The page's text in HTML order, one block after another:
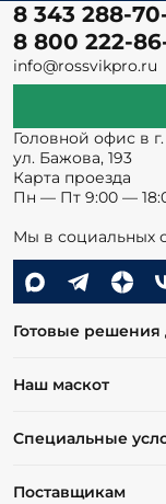
8 343 288-
8 800 222-
info@rossvikpro.ru
Головной офис в
ул. Бажова, 193
Карта проезда
Пн — Пт 9:00 —
Мы в социальных
Готовые решения
Наш маскот
Специальные
Поставщикам